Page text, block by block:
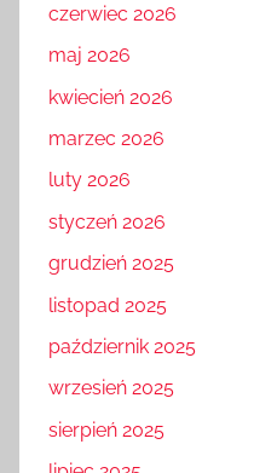
czerwiec 2026
maj 2026
kwiecień 2026
marzec 2026
luty 2026
styczeń 2026
grudzień 2025
listopad 2025
październik 2025
wrzesień 2025
sierpień 2025